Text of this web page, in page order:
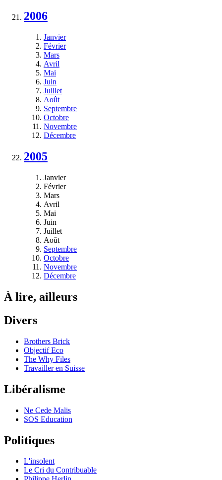
2006
Janvier
Février
Mars
Avril
Mai
Juin
Juillet
Août
Septembre
Octobre
Novembre
Décembre
2005
Janvier
Février
Mars
Avril
Mai
Juin
Juillet
Août
Septembre
Octobre
Novembre
Décembre
À lire, ailleurs
Divers
Brothers Brick
Objectif Eco
The Why Files
Travailler en Suisse
Libéralisme
Ne Cede Malis
SOS Education
Politiques
L'insolent
Le Cri du Contribuable